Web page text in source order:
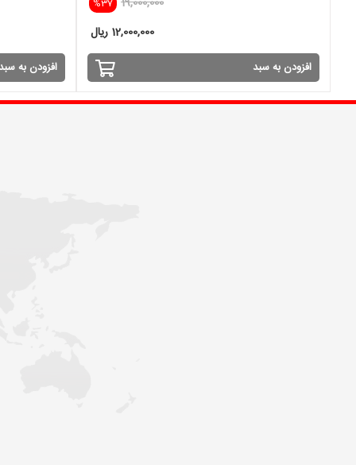
12,000,000 ریال
افزودن به سبد افزودن به سبد